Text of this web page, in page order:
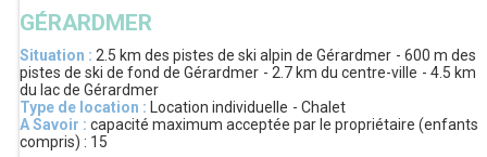
GÉRARDMER
Situation : 2.5 km des pistes de ski alpin de Gérardmer 600 m des
pistes de ski de fond de Gérardmer
2.7 km du centre-ville
4.5 km
du lac de Gérardmer
Type de location : Location individuelle
Chalet
A Savoir : capacité maximum acceptée par le propriétaire (enfants
compris) : 15